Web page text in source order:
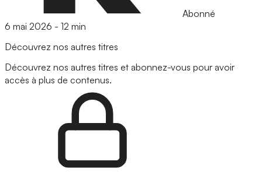
Abonné
6 mai 2026 - 12 min
Découvrez nos autres titres
Découvrez nos autres titres et abonnez-vous pour avoir
accès à plus de contenus.